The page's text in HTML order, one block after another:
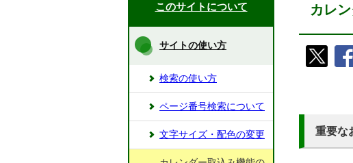
カレ
重要な
このサイトについて
サイトの使い方
検索の使い方
ページ番号検索について
文字サイズ・配色の変更